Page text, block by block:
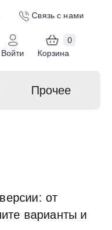
Связь с нами
Войти
Корзина
0
Прочее
от
варианты и